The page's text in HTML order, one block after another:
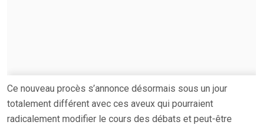
Ce nouveau procès s’annonce désormais sous un jour
totalement différent avec ces aveux qui pourraient
radicalement modifier le cours des débats et peut-être